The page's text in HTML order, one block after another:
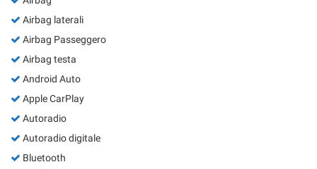
Airbag laterali
Airbag Passeggero
Airbag testa
Android Auto
Apple CarPlay
Autoradio
Autoradio digitale
Bluetooth